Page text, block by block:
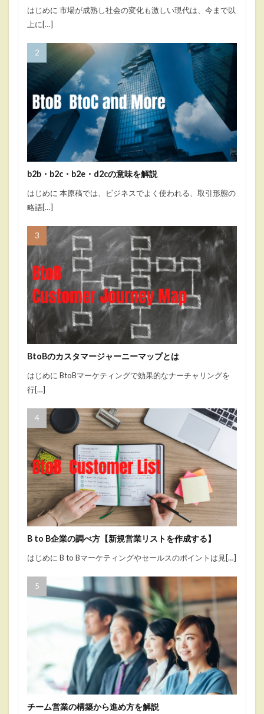
はじめに 市場が成熟し社会の変化も激しい現代は、今まで以
上に[…]
b2b・b2c・b2e・d2cの意味を解説
はじめに 本原稿では、ビジネスでよく使われる、取引形態の
略語[…]
BtoBのカスタマージャーニーマップとは
はじめに BtoBマーケティングで効果的なナーチャリングを
行[…]
B to B企業の調べ方【新規営業リストを作成する】
はじめに B to Bマーケティングやセールスのポイントは見[…]
チーム営業の構築から進め方を解説